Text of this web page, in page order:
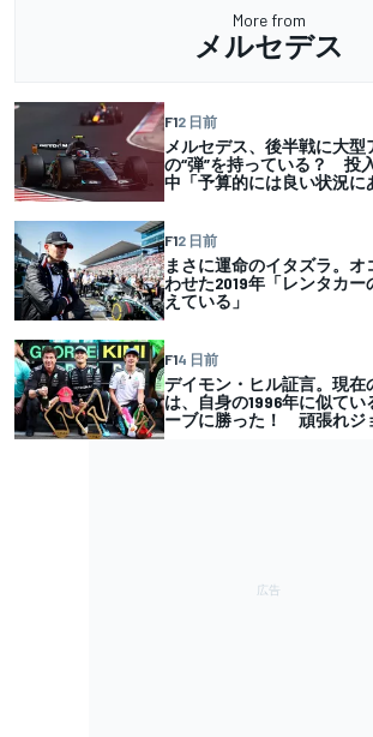
More from
メルセデス
F12 日前
メルセデス、後半戦に大型
の“弾”を持っている？ 投
中「予算的には良い状況に
F12 日前
まさに運命のイタズラ。
わせた2019年「レンタカ
えている」
F14 日前
デイモン・ヒル証言。現在
は、自身の1996年に似て
ーブに勝った！ 頑張れジ